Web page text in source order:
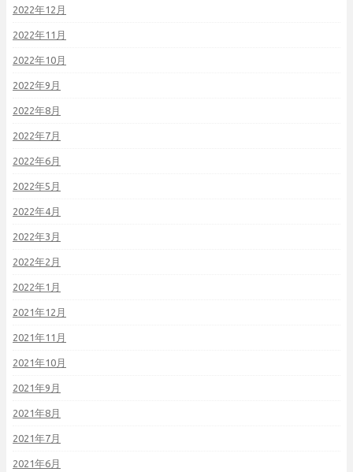
2022年12月
2022年11月
2022年10月
2022年9月
2022年8月
2022年7月
2022年6月
2022年5月
2022年4月
2022年3月
2022年2月
2022年1月
2021年12月
2021年11月
2021年10月
2021年9月
2021年8月
2021年7月
2021年6月